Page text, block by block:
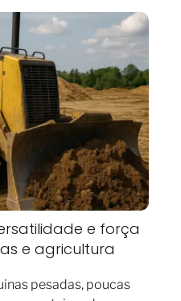
e força
e agricultura
pesadas, poucas